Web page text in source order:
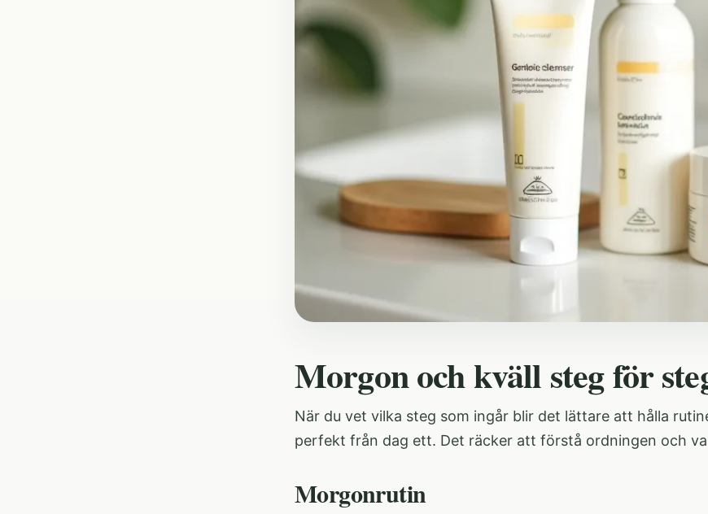
Morgon och kväll steg för
När du vet vilka steg som ingår blir det lättare att hålla
perfekt från dag ett. Det räcker att förstå ordningen och
Morgonrutin